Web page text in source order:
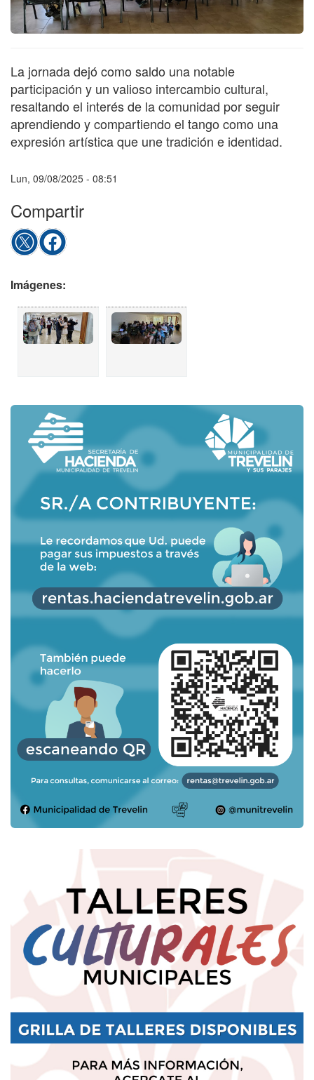
La jornada dejó como saldo una notable
participación y un valioso intercambio cultural,
resaltando el interés de la comunidad por seguir
aprendiendo y compartiendo el tango como una
expresión artística que une tradición e identidad.
Lun, 09/08/2025 - 08:51
Compartir
Imágenes: